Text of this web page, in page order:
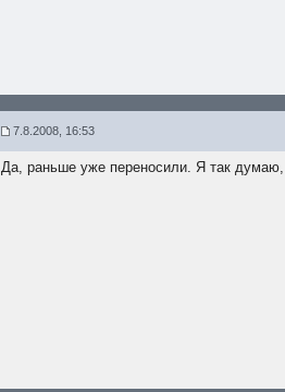
7.8.2008, 16:53
Да, раньше уже переносили. Я так думаю,